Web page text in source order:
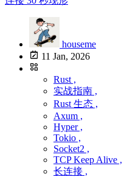
houseme
11 Jan, 2026
Rust ,
实战指南 ,
Rust 生态 ,
Axum ,
Hyper ,
Tokio ,
Socket2 ,
TCP Keep Alive ,
长连接 ,